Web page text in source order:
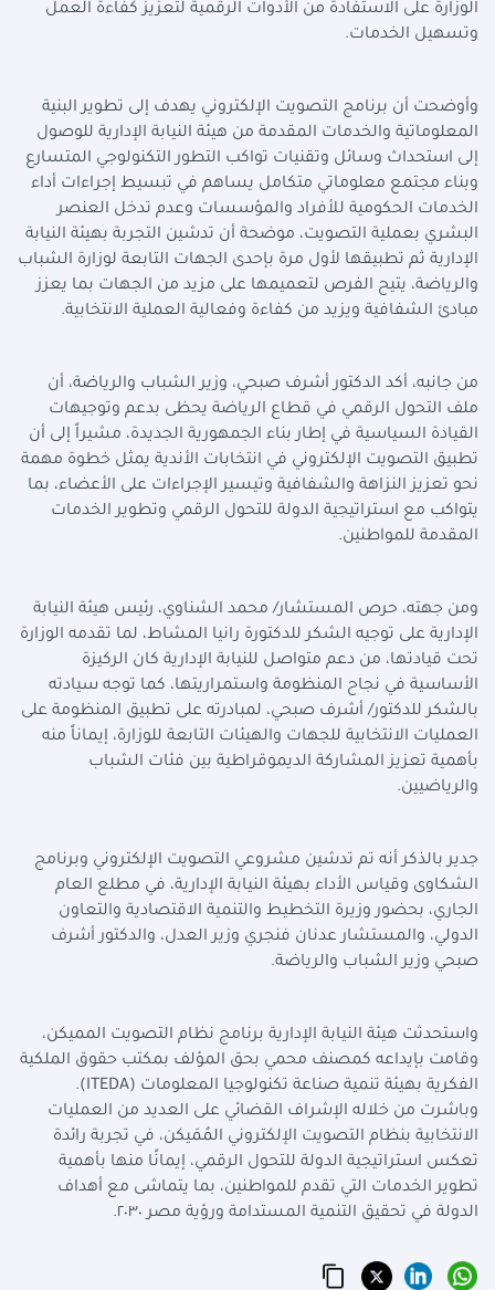
الوزارة على الاستفادة من الأدوات الرقمية لتعزيز كفاءة العمل
وتسهيل الخدمات.
وأوضحت أن برنامج التصويت الإلكتروني يهدف إلى تطوير البنية
المعلوماتية والخدمات المقدمة من هيئة النيابة الإدارية للوصول
إلى استحداث وسائل وتقنيات تواكب التطور التكنولوجي المتسارع
وبناء مجتمع معلوماتي متكامل يساهم في تبسيط إجراءات أداء
الخدمات الحكومية للأفراد والمؤسسات وعدم تدخل العنصر
البشري بعملية التصويت، موضحة أن تدشين التجربة بهيئة النيابة
الإدارية ثم تطبيقها لأول مرة بإحدى الجهات التابعة لوزارة الشباب
والرياضة، يتيح الفرص لتعميمها على مزيد من الجهات بما يعزز
مبادئ الشفافية ويزيد من كفاءة وفعالية العملية الانتخابية.
من جانبه، أكد الدكتور أشرف صبحي، وزير الشباب والرياضة، أن
ملف التحول الرقمي في قطاع الرياضة يحظى بدعم وتوجيهات
القيادة السياسية في إطار بناء الجمهورية الجديدة، مشيراً إلى أن
تطبيق التصويت الإلكتروني في انتخابات الأندية يمثل خطوة مهمة
نحو تعزيز النزاهة والشفافية وتيسير الإجراءات على الأعضاء، بما
يتواكب مع استراتيجية الدولة للتحول الرقمي وتطوير الخدمات
المقدمة للمواطنين.
ومن جهته، حرص المستشار/ محمد الشناوي، رئيس هيئة النيابة
الإدارية على توجيه الشكر للدكتورة رانيا المشاط، لما تقدمه الوزارة
تحت قيادتها، من دعم متواصل للنيابة الإدارية كان الركيزة
الأساسية في نجاح المنظومة واستمراريتها، كما توجه سيادته
بالشكر للدكتور/ أشرف صبحي، لمبادرته على تطبيق المنظومة على
العمليات الانتخابية للجهات والهيئات التابعة للوزارة، إيماناً منه
بأهمية تعزيز المشاركة الديموقراطية بين فئات الشباب
والرياضيين.
جدير بالذكر أنه تم تدشين مشروعي التصويت الإلكتروني وبرنامج
الشكاوى وقياس الأداء بهيئة النيابة الإدارية، في مطلع العام
الجاري، بحضور وزيرة التخطيط والتنمية الاقتصادية والتعاون
الدولي، والمستشار عدنان فنجري وزير العدل، والدكتور أشرف
صبحي وزير الشباب والرياضة.
واستحدثت هيئة النيابة الإدارية برنامج نظام التصويت المميكن،
وقامت بإيداعه كمصنف محمي بحق المؤلف بمكتب حقوق الملكية
الفكرية بهيئة تنمية صناعة تكنولوجيا المعلومات (ITEDA
).
وباشرت من خلاله الإشراف القضائي على العديد من العمليات
الانتخابية بنظام التصويت الإلكتروني المُمَيكن، في تجربة رائدة
تعكس استراتيجية الدولة للتحول الرقمي، إيمانًا منها بأهمية
تطوير الخدمات التي تقدم للمواطنين، بما يتماشى مع أهداف
الدولة في تحقيق التنمية المستدامة ورؤية مصر ٢٠٣٠.